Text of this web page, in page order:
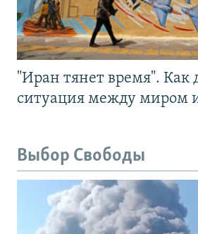
"Иран тянет время". Как
ситуация между миром
Выбор Свободы